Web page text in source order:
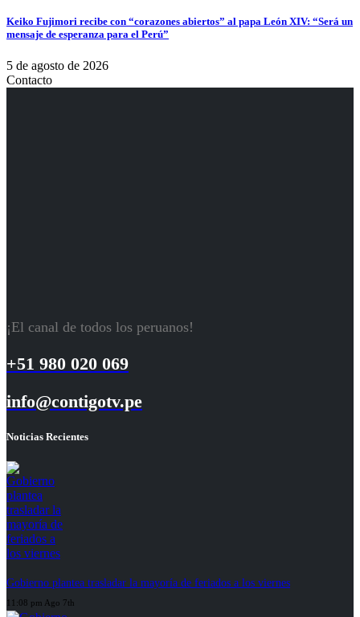
Keiko Fujimori recibe con “corazones abiertos” al papa León XIV: “Será un
mensaje de esperanza para el Perú”
5 de agosto de 2026
Contacto
¡El canal de todos los peruanos!
+51 980 020 069
info@contigotv.pe
Noticias Recientes
Gobierno plantea trasladar la mayoría de feriados a los viernes
11:08 pm Ago 7th